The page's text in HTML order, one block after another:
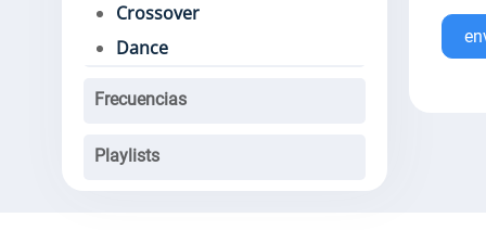
Crossover
Dance
Frecuencias
Playlists